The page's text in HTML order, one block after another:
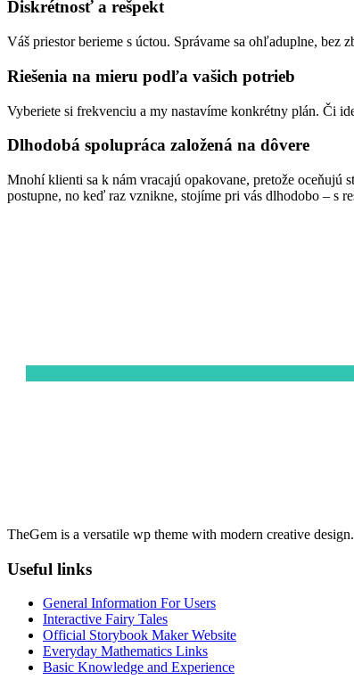
Diskrétnosť a rešpekt
Váš priestor berieme s úctou. Správame sa ohľaduplne,
Riešenia na mieru podľa vašich potrieb
Vyberiete si frekvenciu a my nastavíme konkrétny plán. Či
Dlhodobá spolupráca založená na dôvere
Mnohí klienti sa k nám vracajú opakovane, pretože oceňujú
postupne, no keď raz vznikne, stojíme pri vás dlhodobo – s
TheGem is a versatile wp theme with modern creative
Useful links
General Information For Users
Interactive Fairy Tales
Official Storybook Maker Website
Everyday Mathematics Links
Basic Knowledge and Experience